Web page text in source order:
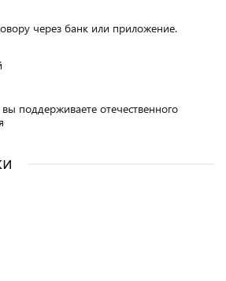
через банк или приложение.
поддерживаете отечественного